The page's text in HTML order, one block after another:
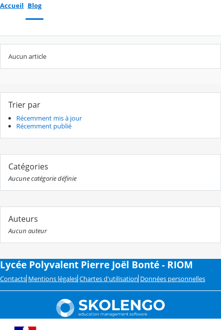
Accueil Blog
Aucun article
Trier par
Récemment mis à jour
Récemment publié
Catégories
Aucune catégorie définie
Auteurs
Aucun auteur
Lycée Polyvalent Pierre Joël Bonté - RIOM
Contacts Mentions légales Chartes d'utilisation Données personnelles